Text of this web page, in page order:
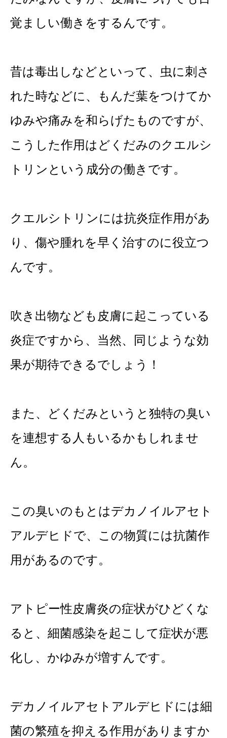
覚ましい働きをするんです。
昔は毒出しなどといって、虫に刺さ
れた時などに、もんだ葉をつけてか
ゆみや痛みを和らげたものですが、
こうした作用はどくだみのクエルシ
トリンという成分の働きです。
クエルシトリンには抗炎症作用があ
り、傷や腫れを早く治すのに役立つ
んです。
吹き出物なども皮膚に起こっている
炎症ですから、当然、同じような効
果が期待できるでしょう！
また、どくだみというと独特の臭い
を連想する人もいるかもしれませ
ん。
この臭いのもとはデカノイルアセト
アルデヒドで、この物質には抗菌作
用があるのです。
アトピー性皮膚炎の症状がひどくな
ると、細菌感染を起こして症状が悪
化し、かゆみが増すんです。
デカノイルアセトアルデヒドには細
菌の繁殖を抑える作用がありますか